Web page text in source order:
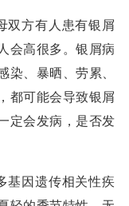
双方有人患有银屑
会高很多。银屑病
染、暴晒、劳累、
都可能会导致银屑
定会发病，是否发
基因遗传相关性疾